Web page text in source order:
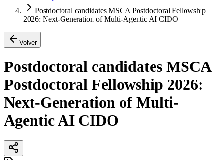
Postdoctoral candidates MSCA Postdoctoral Fellowship
2026: Next-Generation of Multi-Agentic AI CIDO
Volver
Postdoctoral candidates MSCA
Postdoctoral Fellowship 2026:
Next-Generation of Multi-
Agentic AI CIDO